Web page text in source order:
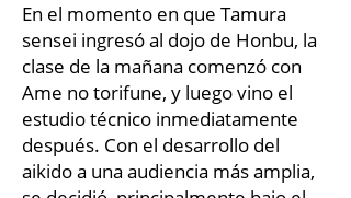
En el momento en que Tamura
sensei ingresó al dojo de Honbu, la
clase de la mañana comenzó con
Ame no torifune, y luego vino el
estudio técnico inmediatamente
después. Con el desarrollo del
aikido a una audiencia más amplia,